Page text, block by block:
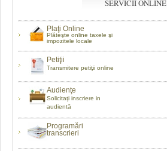
SERVICII ONLINE
Plaţi Online
Plăteşte online taxele şi
impozitele locale
Petiţii
Transmitere petiţii online
Audienţe
Solicitaţi inscriere in
audientă
Programări
transcrieri